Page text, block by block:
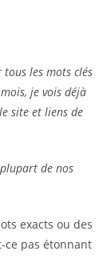
tous les mots clés
je vois déjà
site et liens de
de nos
exacts ou des
ce pas étonnant